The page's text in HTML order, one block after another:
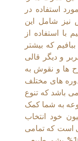
استفاده در
نیز شامل این
با استفاده از
که بیشتر
و دیگر قالی
ها و نقوش به
های مختلف
باشد که تنوع
به شما کمک
خود انتخاب
است که تمامی